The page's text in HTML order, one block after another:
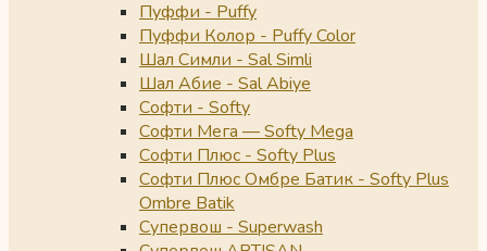
Пуффи - Puffy
Пуффи Колор - Puffy Color
Шал Симли - Sal Simli
Шал Абие - Sal Abiye
Софти - Softy
Софти Мега — Softy Mega
Софти Плюс - Softy Plus
Софти Плюс Омбре Батик - Softy Plus
Ombre Batik
Супервош - Superwash